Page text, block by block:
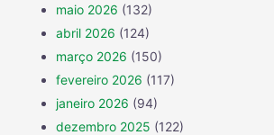
maio 2026 (132)
abril 2026 (124)
março 2026 (150)
fevereiro 2026 (117)
janeiro 2026 (94)
dezembro 2025 (122)